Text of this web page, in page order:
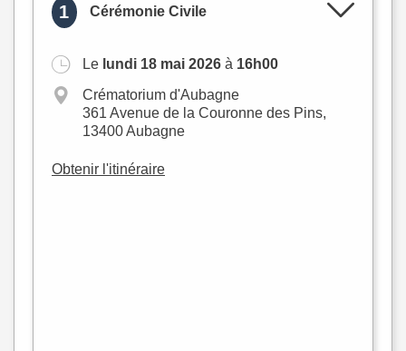
1 Cérémonie Civile
Le lundi 18 mai 2026 à 16h00
Crématorium d'Aubagne
361 Avenue de la Couronne des Pins,
13400 Aubagne
Obtenir l'itinéraire